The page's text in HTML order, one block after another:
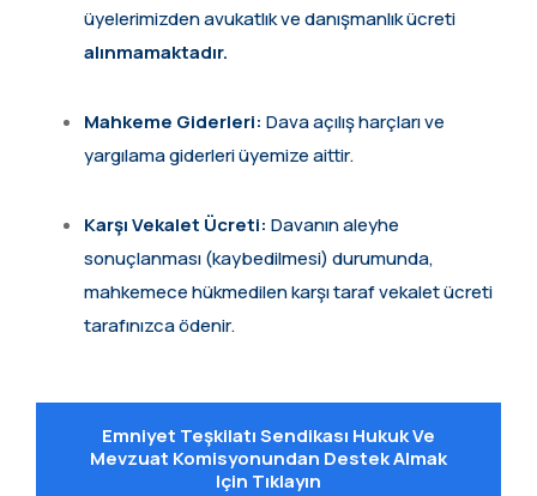
üyelerimizden avukatlık ve danışmanlık ücreti
alınmamaktadır.
Mahkeme Giderleri: Dava açılış harçları ve
yargılama giderleri üyemize aittir.
Karşı Vekalet Ücreti: Davanın aleyhe
sonuçlanması (kaybedilmesi) durumunda,
mahkemece hükmedilen karşı taraf vekalet ücreti
tarafınızca ödenir.
Emniyet Teşkilatı Sendikası Hukuk Ve
Mevzuat Komisyonundan Destek Almak
Için Tıklayın